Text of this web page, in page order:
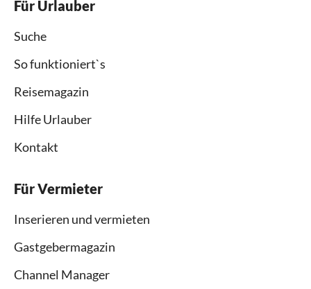
Für Urlauber
Suche
So funktioniert`s
Reisemagazin
Hilfe Urlauber
Kontakt
Für Vermieter
Inserieren und vermieten
Gastgebermagazin
Channel Manager